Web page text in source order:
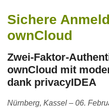
Sichere
ownCloud
Zwei-Faktor-
ownCloud mit
dank privacyIDEA
Nürnberg, Kassel – 06.